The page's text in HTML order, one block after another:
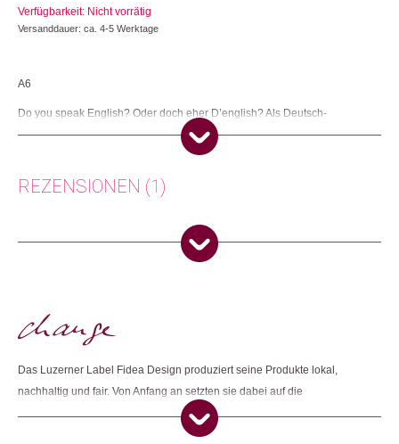
Verfügbarkeit: Nicht vorrätig
Versanddauer: ca. 4-5 Werktage
A6
Do you speak English? Oder doch eher D’english? Als Deutsch-
Sprechende meinen wir ja oft „Englisch – easy peasy“. Die Wörter sind
kurz, es gibt keine Geschlechter und konjugiert wird auch nur selten. Doch
die Weltsprache so ihre Tücken. Besonders wenn man Redewendungen
und Sprichwörter 1 zu 1 übersetzt und dabei was ganz anderes
sprachlich zwar kreuzfalsch, humoristisch aber goldrichtig. Lacher sind
garantiert!
Kategorien:Karten,
Weitere Produkte shoppen, die diesem Changemaker Kriterium
REZENSIONEN (1)
Lilian-Esther Krauthammer(Verifizierter
26. Dezember 2023
Nur angemeldete Kunden, die dieses Produkt gekauft haben,
Das Luzerner Label Fidea Design produziert seine Produkte lokal,
nachhaltig und fair. Von Anfang an setzten sie dabei auf die
Zusammenarbeit mit sozialen Institutionen und achten darauf, dass so
viele Arbeitsschritte wie möglich vor Ort ausgeführt werden. Sie wollen für